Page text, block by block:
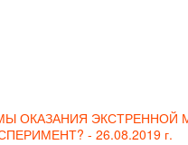
ОКАЗАНИЯ
- 26.08.2019 г.